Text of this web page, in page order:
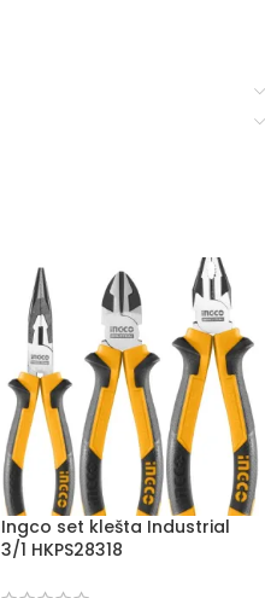
Ingco set klešta Industrial
3/1 HKPS28318